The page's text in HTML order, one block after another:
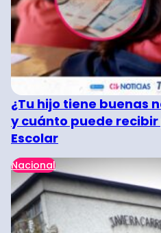
¿Tu hijo tiene buenas
y cuánto puede recibir
Escolar
Nacional